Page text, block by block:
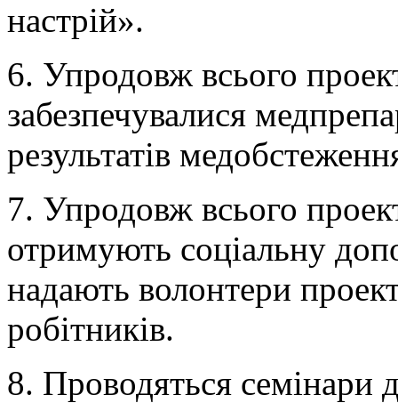
настрій».
6. Упродовж всього
забезпечувалися
результатів
7. Упродовж всього
отримують соціальну
надають волонтери
робітників.
8. Проводяться семінари